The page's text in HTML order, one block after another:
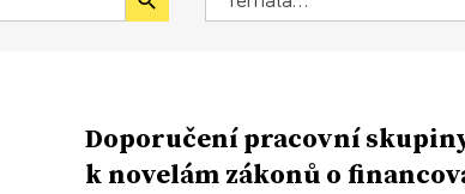
Doporučení pracovní
k novelám zákonů o